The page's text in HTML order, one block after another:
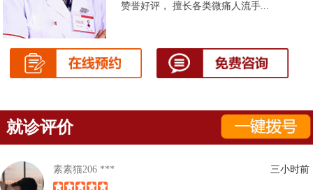
赞誉好评， 擅长各类微痛人流手...
就诊评价
素素猫206 *** 三小时前